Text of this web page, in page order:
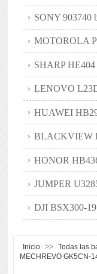
SONY 903740
MOTOROLA
SHARP HE404
LENOVO
HUAWEI
BLACKVIEW
HONOR
JUMPER
DJI BSX300-
Inicio >> Todas las
MECHREVO GK5CN-